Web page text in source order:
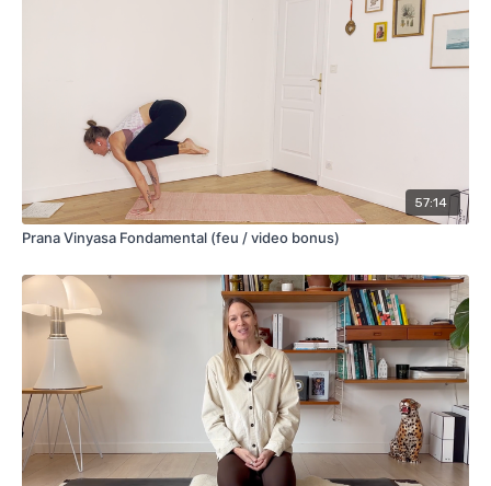
57:14
Prana Vinyasa Fondamental (feu / video bonus)